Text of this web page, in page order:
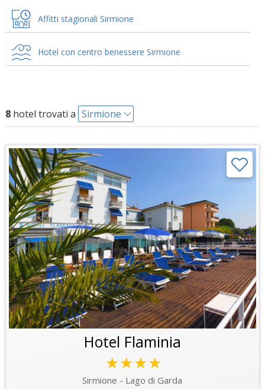
Affitti stagionali Sirmione
Hotel con centro benessere Sirmione
8hotel trovati a Sirmione
Hotel Flaminia
★★★★
Sirmione - Lago di Garda